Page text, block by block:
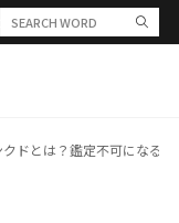
判・当選報告を解説
クドとは？鑑定不可になる